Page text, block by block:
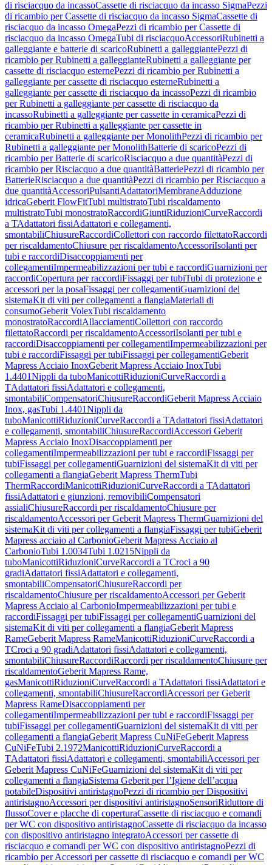
di risciacquo da incassoCassette di risciacquo da incasso SigmaPezzi
di ricambio per Cassette di risciacquo da incasso SigmaCassette di
risciacquo da incasso OmegaPezzi di ricambio per Cassette di
risciacquo da incasso OmegaTubi di risciacquoAccessoriRubinetti a
galleggiante e batterie di scaricoRubinetti a galleggiantePezzi di
ricambio per Rubinetti a galleggianteRubinetti a galleggiante per
cassette di risciacquo esternePezzi di ricambio per Rubinetti a
galleggiante per cassette di risciacquo esterneRubinetti a
galleggiante per cassette di risciacquo da incassoPezzi di ricambio
per Rubinetti a galleggiante per cassette di risciacquo da
incassoRubinetti a galleggiante per cassette in ceramicaPezzi di
ricambio per Rubinetti a galleggiante per cassette in
ceramicaRubinetti a galleggiante per MonolithPezzi di ricambio per
Rubinetti a galleggiante per MonolithBatterie di scaricoPezzi di
ricambio per Batterie di scaricoRisciacquo a due quantitàPezzi di
ricambio per Risciacquo a due quantitàBatteriePezzi di ricambio per
BatterieRisciacquo a due quantitàPezzi di ricambio per Risciacquo a
due quantitàAccessoriPulsantiAdattatoriMembraneAdduzione
idricaGeberit FlowFitTubi multistratoTubi riscaldamento
multistratoTubi monostratoRaccordiGiuntiRiduzioniCurveRaccordi
a TAdattatori fissiAdattatori e collegamenti,
smontabiliChiusureRaccordiCollettori con raccordo filettatoRaccordi
per riscaldamentoChiusure per riscaldamentoAccessoriIsolanti per
tubi e raccordiDisaccoppiamenti per
collegamentiImpermeabilizzazioni per tubi e raccordiGuarnizioni per
raccordiCopertura per raccordiFissaggi per tubiTubi di protezione e
accessori per la posaFissaggi per collegamentiGuarnizioni del
sistemaKit di viti per collegamenti a flangiaMateriali di
consumoGeberit VolexTubi riscaldamento
monostratoRaccordiAllacciamentiCollettori con raccordo
filettatoRaccordi per riscaldamentoAccessoriIsolanti per tubi e
raccordiDisaccoppiamenti per collegamentiImpermeabilizzazioni per
tubi e raccordiFissaggi per tubiFissaggi per collegamentiGeberit
Mapress Acciaio InoxGeberit Mapress Acciaio InoxTubi
1.4401Nippli da tuboManicottiRiduzioniCurveRaccordi a
TAdattatori fissiAdattatori e collegamenti,
smontabiliCompensatoriChiusureRaccordiGeberit Mapress Acciaio
Inox, gasTubi 1.4401Nippli da
tuboManicottiRiduzioniCurveRaccordi a TAdattatori fissiAdattatori
e collegamenti, smontabiliChiusureRaccordiAccessori Geberit
Mapress Acciaio InoxDisaccoppiamenti per
collegamentiImpermeabilizzazioni per tubi e raccordiFissaggi per
tubiFissaggi per collegamentiGuarnizioni del sistemaKit di viti per
collegamenti a flangiaGeberit Mapress ThermTubi
ThermRaccordiManicottiRiduzioniCurveRaccordi a TAdattatori
fissiAdattatori e giunzioni, removibiliCompensatori
assialiChiusureRaccordi per riscaldamentoChiusure per
riscaldamentoAccessori per Geberit Mapress ThermGuarnizioni del
sistemaKit di viti per collegamenti a flangiaFissaggi per tubiGeberit
Mapress acciaio al CarbonioGeberit Mapress Acciaio al
CarbonioTubi 1.0034Tubi 1.0215Nippli da
tuboManicottiRiduzioniCurveRaccordi a TCroci a 90
gradiAdattatori fissiAdattatori e collegamenti,
smontabiliCompensatoriChiusureRaccordi per
riscaldamentoChiusure per riscaldamentoAccessori per Geberit
Mapress Acciaio al CarbonioImpermeabilizzazioni per tubi e
raccordiFissaggi per tubiFissaggi per collegamentiGuarnizioni del
sistemaKit di viti per collegamenti a flangiaGeberit Mapress
RameGeberit Mapress RameManicottiRiduzioniCurveRaccordi a
TCroci a 90 gradiAdattatori fissiAdattatori e collegamenti,
smontabiliChiusureRaccordiRaccordi per riscaldamentoChiusure per
riscaldamentoGeberit Mapress Rame,
gasManicottiRiduzioniCurveRaccordi a TAdattatori fissiAdattatori e
collegamenti, smontabiliChiusureRaccordiAccessori per Geberit
Mapress RameDisaccoppiamenti per
collegamentiImpermeabilizzazioni per tubi e raccordiFissaggi per
tubiFissaggi per collegamentiGuarnizioni del sistemaKit di viti per
collegamenti a flangiaGeberit Mapress CuNiFeGeberit Mapress
CuNiFeTubi 2.1972ManicottiRiduzioniCurveRaccordi a
TAdattatori fissiAdattatori e collegamenti, smontabiliAccessori per
Geberit Mapress CuNiFeGuarnizioni del sistemaKit di viti per
collegamenti a flangiaSistema Geberit per l’Igiene dell’acqua
potabileDispositivi antiristagnoPezzi di ricambio per Dispositivi
antiristagnoAccessori per dispositivi antiristagnoSensoriRiduttore di
flussoCover e placche di coperturaCassette di risciacquo e comandi
per WC con dispositivo antiristagnoCassette di risciacquo da incasso
con dispositivo antiristagno integratoAccessori per cassette di
risciacquo e comandi per WC con dispositivo antiristagnoPezzi di
ricambio per Accessori per cassette di risciacquo e comandi per WC